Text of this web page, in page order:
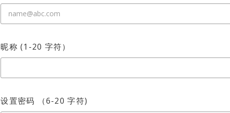
昵称 (1-20 字符）
设置密码 （6-20 字符)